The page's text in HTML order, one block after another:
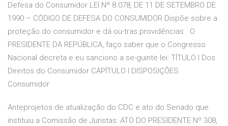
Defesa do Consumidor LEI Nº 8.078, DE 11 DE SETEMBRO DE
1990 – CÓDIGO DE DEFESA DO CONSUMIDOR Dispõe sobre a
proteção do consumidor e dá ou-tras providências . O
PRESIDENTE DA REPÚBLICA, faço saber que o Congresso
Nacional decreta e eu sanciono a se-guinte lei: TÍTULO I Dos
Direitos do Consumidor CAPÍTULO I DISPOSIÇÕES
Consumidor
Anteprojetos de atualização do CDC e ato do Senado que
instituiu a Comissão de Juristas: ATO DO PRESIDENTE Nº 308,